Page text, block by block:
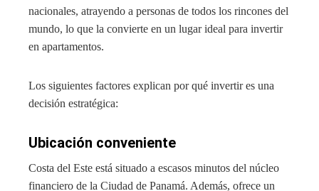
nacionales, atrayendo a personas de todos los rincones del
mundo, lo que la convierte en un lugar ideal para invertir
en apartamentos.
Los siguientes factores explican por qué invertir es una
decisión estratégica:
Ubicación conveniente
Costa del Este está situado a escasos minutos del núcleo
financiero de la Ciudad de Panamá. Además, ofrece un